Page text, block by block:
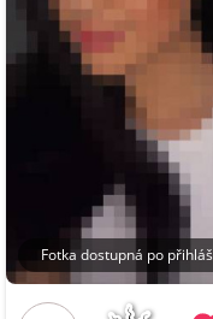
Fotka dostupná po